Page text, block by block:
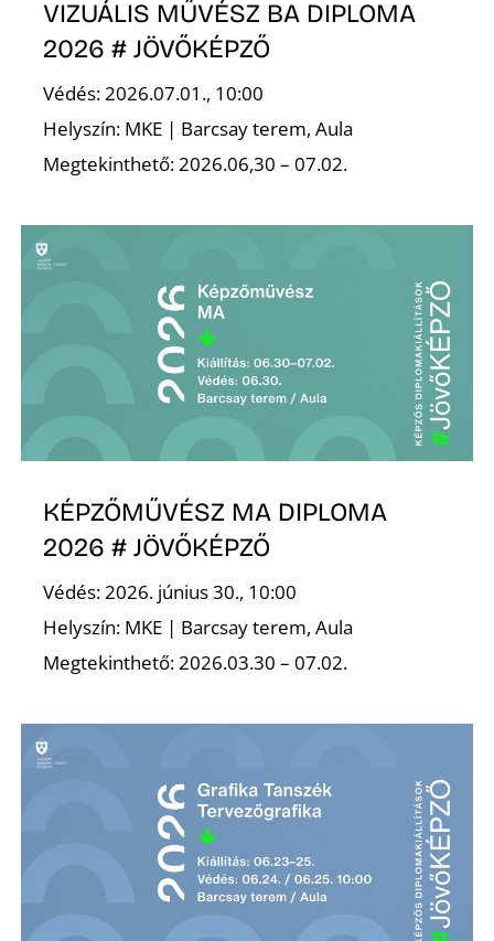
VIZUÁLIS MŰVÉSZ BA DIPLOMA
2026 # JÖVŐKÉPZŐ
Védés: 2026.07.01., 10:00
Helyszín: MKE | Barcsay terem, Aula
Megtekinthető: 2026.06,30 – 07.02.
KÉPZŐMŰVÉSZ MA DIPLOMA
2026 # JÖVŐKÉPZŐ
Védés: 2026. június 30., 10:00
Helyszín: MKE | Barcsay terem, Aula
Megtekinthető: 2026.03.30 – 07.02.